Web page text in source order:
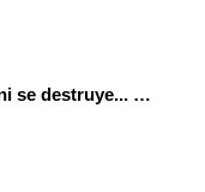
La energía ni se crea ni se destruye... ¡se experimenta! El Tierno en la Feria Madrid es Ciencia 2026